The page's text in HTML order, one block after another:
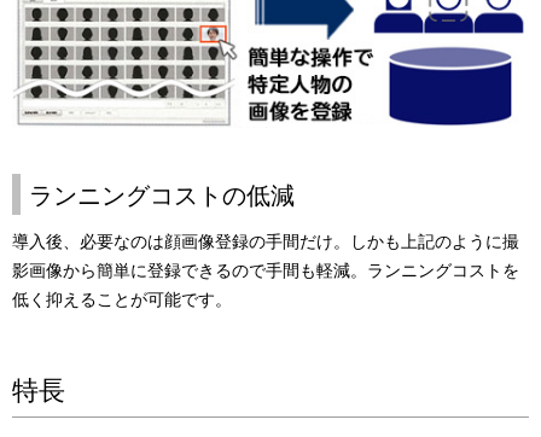
ランニングコストの低減
導入後、必要なのは顔画像登録の手間だけ。しかも上記のように撮
影画像から簡単に登録できるので手間も軽減。ランニングコストを
低く抑えることが可能です。
特長